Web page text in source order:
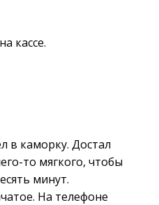
кассе.
в каморку. Достал
то мягкого, чтобы
минут.
На телефоне